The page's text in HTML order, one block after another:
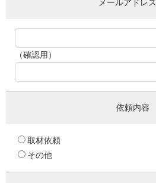
メールアドレス
（確認用）
依頼内容
取材依頼
その他